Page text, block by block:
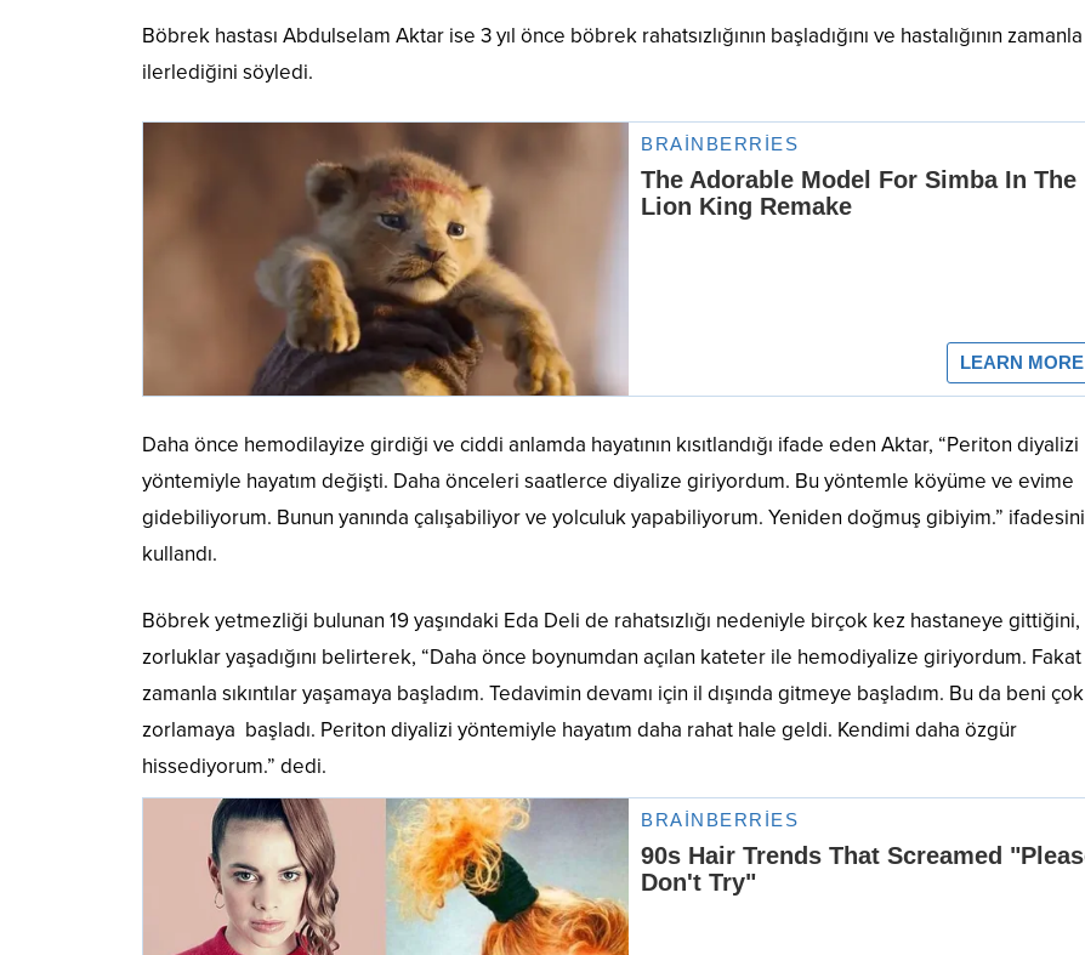
Böbrek hastası Abdulselam Aktar ise 3 yıl önce böbrek rahatsızlığının başladığını ve hastalığının zamanla
ilerlediğini söyledi.
Daha önce hemodilayize girdiği ve ciddi anlamda hayatının kısıtlandığı ifade eden Aktar, “Periton diyalizi
yöntemiyle hayatım değişti. Daha önceleri saatlerce diyalize giriyordum. Bu yöntemle köyüme ve evime
gidebiliyorum. Bunun yanında çalışabiliyor ve yolculuk yapabiliyorum. Yeniden doğmuş gibiyim.” ifadesini
kullandı.
Böbrek yetmezliği bulunan 19 yaşındaki Eda Deli de rahatsızlığı nedeniyle birçok kez hastaneye gittiğini,
zorluklar yaşadığını belirterek, “Daha önce boynumdan açılan kateter ile hemodiyalize giriyordum. Fakat
zamanla sıkıntılar yaşamaya başladım. Tedavimin devamı için il dışında gitmeye başladım. Bu da beni çok
zorlamaya başladı. Periton diyalizi yöntemiyle hayatım daha rahat hale geldi. Kendimi daha özgür
hissediyorum.” dedi.